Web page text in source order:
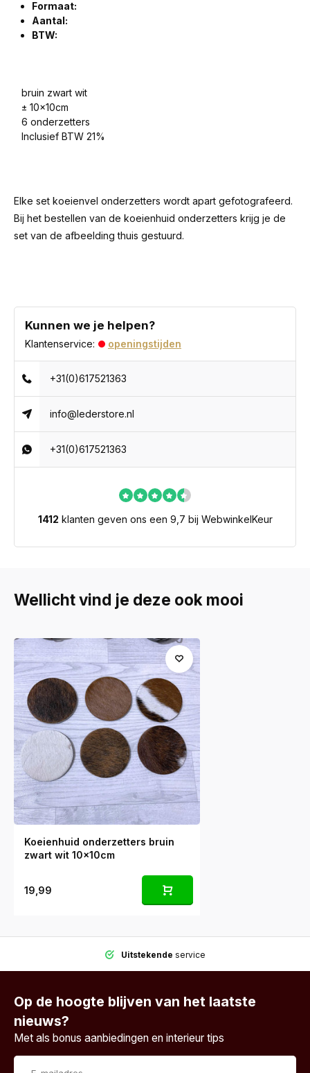
Formaat:
Aantal:
BTW:
bruin zwart wit
± 10x10cm
6 onderzetters
Inclusief BTW 21%
Elke set koeienvel onderzetters wordt apart gefotografeerd.
Bij het bestellen van de koeienhuid onderzetters krijg je de
set van de afbeelding thuis gestuurd.
Kunnen we je helpen?
Klantenservice: openingstijden
+31(0)617521363
info@lederstore.nl
+31(0)617521363
1412 klanten geven ons een 9,7 bij WebwinkelKeur
Wellicht vind je deze ook mooi
Koeienhuid onderzetters bruin
zwart wit 10x10cm
19,99
Uitstekende service
Op de hoogte blijven van het laatste
nieuws?
Met als bonus aanbiedingen en interieur tips